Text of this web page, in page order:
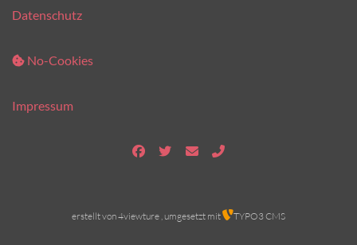
Datenschutz
No-Cookies
Impressum
erstellt von4viewture , umgesetzt mit TYPO3 CMS